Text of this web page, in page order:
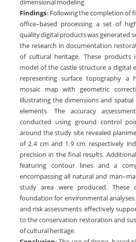
Findings: Following the completion of
office-based processing, a set of
quality digital products was generated,
the research in documentation,
of cultural heritage. These products
model of the castle structure, a digital
representing surface topography, a
mosaic map with geometric
illustrating the dimensions and
elements. The accuracy
conducted using ground control
around the study site, revealed
of 2.4 cm and 1.9 cm, respectively,
precision in the final results.
featuring contour lines and a
encompassing all natural and man-
study area were produced.
foundation for environmental
and risk assessments, effectively
to the conservation, restoration, and
of cultural heritage.